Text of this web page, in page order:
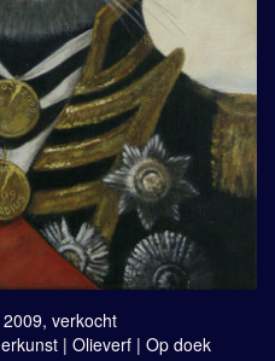
verkocht
| Olieverf | Op doek